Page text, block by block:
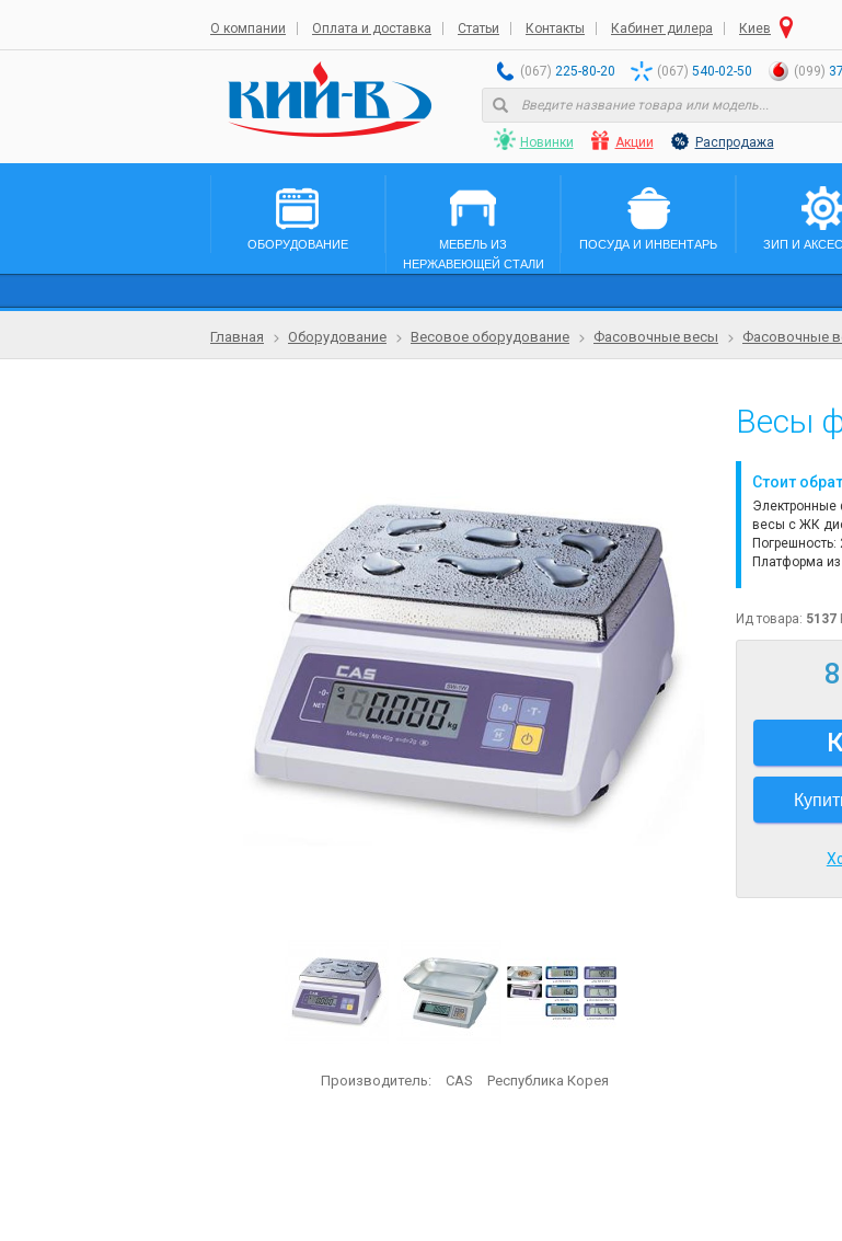
О компании Оплата и доставка Статьи Контакты Кабинет дилера Киев
(067) 225-80-20 (067) 540-02-50 (099)
Новинки Акции Распродажа
ОБОРУДОВАНИЕ
МЕБЕЛЬ ИЗ
НЕРЖАВЕЮЩЕЙ СТАЛИ
ПОСУДА И ИНВЕНТАРЬ ЗИП И
Главная Оборудование Весовое оборудование Фасовочные весы Фасовочные
Производитель: CAS Республика Корея
Весы
Стоит
Электронные
весы с ЖК
Платформа
Ид товара: 5137